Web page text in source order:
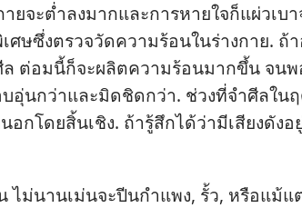
ย​จะ​ต่ำ​ลง​มาก​และ​การ​หายใจ​ก็​แผ่ว​เบ
ศษ​ซึ่ง​ตรวจ​วัด​ความ​ร้อน​ใน​ร่าง​กาย.
ล ต่อม​นี้​ก็​จะ​ผลิต​ความ​ร้อน​มาก​ขึ้น จน​
อุ่น​กว่า​และ​มิดชิด​กว่า. ช่วง​ที่​จำศีล​ใน​
อก​โดย​สิ้นเชิง. ถ้า​รู้สึก​ได้​ว่า​มี​เสียง​ดัง​
ไม่​นาน​เม่น​จะ​ปีน​กำแพง, รั้ว, หรือ​แม้​แ